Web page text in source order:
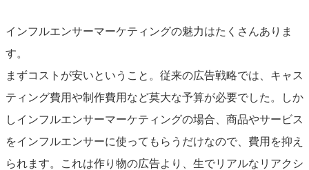
インフルエンサーマーケティングの魅力はたくさんありま
す。
まずコストが安いということ。従来の広告戦略では、キャス
ティング費用や制作費用など莫大な予算が必要でした。しか
しインフルエンサーマーケティングの場合、商品やサービス
をインフルエンサーに使ってもらうだけなので、費用を抑え
られます。これは作り物の広告より、生でリアルなリアクシ